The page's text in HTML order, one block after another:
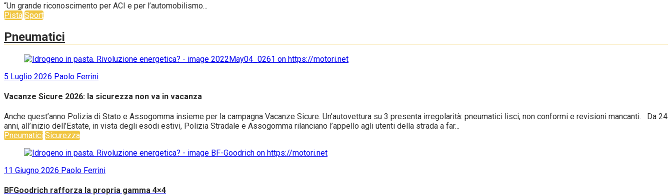
“Un grande riconoscimento per ACI e per l’automobilismo...
Pista Sport
Pneumatici
5 Luglio 2026 Paolo Ferrini
Vacanze Sicure 2026: la sicurezza non va in vacanza
Anche quest’anno Polizia di Stato e Assogomma insieme per la campagna Vacanze Sicure. Un’autovettura su 3 presenta irregolarità: pneumatici lisci, non conformi e revisioni mancanti. Da 24
anni, all’inizio dell’Estate, in vista degli esodi estivi, Polizia Stradale e Assogomma rilanciano l’appello agli utenti della strada a far...
Pneumatici Sicurezza
11 Giugno 2026 Paolo Ferrini
BFGoodrich rafforza la propria gamma 4×4